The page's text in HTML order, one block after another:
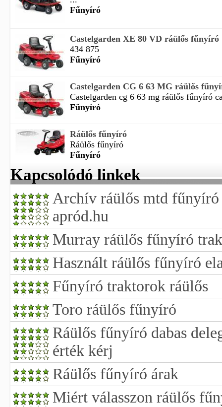
Fűnyíró
Castelgarden XE 80 VD ráülős fűnyíró
434 875
Fűnyíró
Castelgarden CG 6 63 MG ráülős
Castelgarden cg 6 63 mg ráülős fűnyíró
Fűnyíró
Ráülős fűnyíró
Ráülős fűnyíró
Fűnyíró
Kapcsolódó linkek
Archív ráülős mtd fűnyíró
apród.hu
Murray ráülős fűnyíró
Használt ráülős fűnyíró
Fűnyíró traktorok ráülős
Toro ráülős fűnyíró
Ráülős fűnyíró dabas
érték kérj
Ráülős fűnyíró árak
Miért válasszon ráülős